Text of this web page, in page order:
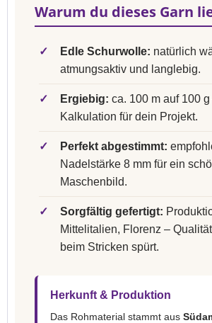
Warum du dieses Garn
✓ Edle Schurwolle: natürlich
atmungsaktiv und langlebig.
✓ Ergiebig: ca. 100 m auf 100
Kalkulation für dein Projekt.
✓ Perfekt abgestimmt:
Nadelstärke 8 mm für ein
Maschenbild.
✓ Sorgfältig gefertigt:
Mittelitalien, Florenz –
beim Stricken spürt.
Herkunft & Produktion
Das Rohmaterial stammt aus